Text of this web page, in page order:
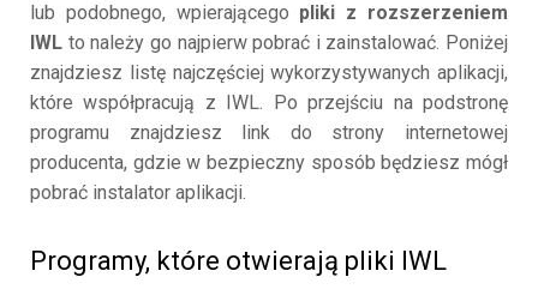
lub podobnego, wpierającego pliki z rozszerzeniem
IWL to należy go najpierw pobrać i zainstalować. Poniżej
znajdziesz listę najczęściej wykorzystywanych aplikacji,
które współpracują z IWL. Po przejściu na podstronę
programu znajdziesz link do strony internetowej
producenta, gdzie w bezpieczny sposób będziesz mógł
pobrać instalator aplikacji.
Programy, które otwierają pliki IWL